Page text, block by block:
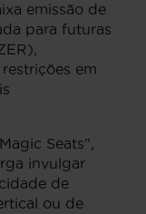
emissão de
para futuras
em
Seats",
invulgar
de
ou de